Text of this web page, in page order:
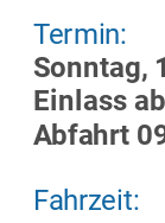
Termin:
Sonntag,
Einlass
Abfahrt
Fahrzeit: